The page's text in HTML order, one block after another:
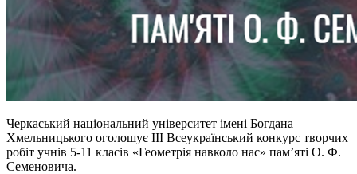
Черкаський національний університет імені Богдана
Хмельницького оголошує ІІІ Всеукраїнський конкурс творчих
робіт учнів 5-11 класів «Геометрія навколо нас» пам’яті О. Ф.
Семеновича.